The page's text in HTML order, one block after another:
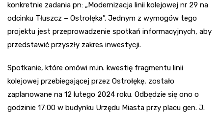
konkretnie zadania pn: „Modernizacja linii kolejowej nr 29 na
odcinku Tłuszcz – Ostrołęka”. Jednym z wymogów tego
projektu jest przeprowadzenie spotkań informacyjnych, aby
przedstawić przyszły zakres inwestycji.
Spotkanie, które omówi m.in. kwestię fragmentu linii
kolejowej przebiegającej przez Ostrołękę, zostało
zaplanowane na 12 lutego 2024 roku. Odbędzie się ono o
godzinie 17:00 w budynku Urzędu Miasta przy placu gen. J.